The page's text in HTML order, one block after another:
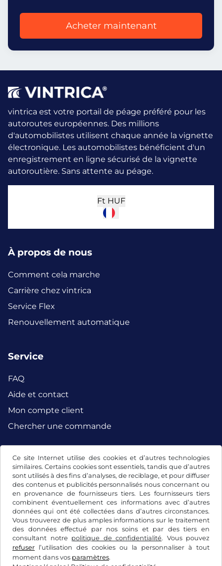
Ce site Internet utilise des cookies et d’autres technologies
similaires. Certains cookies sont essentiels, tandis que d’autres
sont utilisés à des fins d’analyses, de reciblage, et pour diffuser
des contenus et publicités personnalisés nous concernant ou
en provenance de fournisseurs tiers. Les fournisseurs tiers
combinent éventuellement ces informations avec d’autres
données qui ont été collectées dans d’autres circonstances.
Vous trouverez de plus amples informations sur le traitement
des données effectué par nos soins et par des tiers en
consultant notre politique de confidentialité. Vous pouvez
refuser l’utilisation des cookies ou la personnaliser à tout
moment dans vos paramètres.
Acheter maintenant
vintrica est votre portail de péage préféré pour les
autoroutes européennes. Des millions
d'automobilistes utilisent chaque année la vignette
électronique. Les automobilistes bénéficient d'un
enregistrement en ligne sécurisé de la vignette
autoroutière. Sans attente au péage.
Ft HUF
À propos de nous
Comment cela marche
Carrière chez vintrica
Service Flex
Renouvellement automatique
Service
FAQ
Aide et contact
Mon compte client
Chercher une commande
Facebook Instagram